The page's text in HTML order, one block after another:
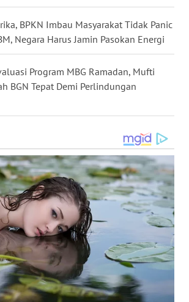
BPKN Imbau Masyarakat Tidak Panic
Negara Harus Jamin Pasokan Energi
Program MBG Ramadan, Mufti
BGN Tepat Demi Perlindungan